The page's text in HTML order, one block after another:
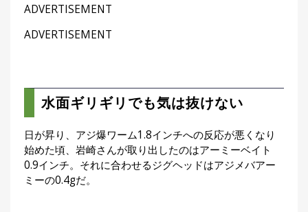
ADVERTISEMENT
ADVERTISEMENT
水面ギリギリでも気は抜けない
日が昇り、アジ爆ワーム1.8インチへの反応が悪くなり
始めた頃、岩崎さんが取り出したのはアーミーベイト
0.9インチ。それに合わせるジグヘッドはアジメバアー
ミーの0.4gだ。